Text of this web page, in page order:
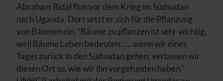
Abraham Bidal floh vor dem Krieg im Südsudan
nach Uganda. Dort setzt er sich für die Pflanzung
von Bäumen ein. “Bäume zu pflanzen ist sehr wichtig,
weil Bäume Leben bedeuten ….. wenn wir eines
Tages zurück in den Südsudan gehen, verlassen wir
diesen Ort so, wie wir ihn vorgefunden haben."